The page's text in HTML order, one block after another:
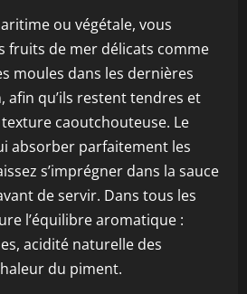
ou végétale, vous
fruits de mer délicats comme
moules dans les dernières
afin qu’ils restent tendres et
caoutchouteuse. Le
absorber parfaitement les
s’imprégner dans la sauce
de servir. Dans tous les
l’équilibre aromatique :
acidité naturelle des
du piment.